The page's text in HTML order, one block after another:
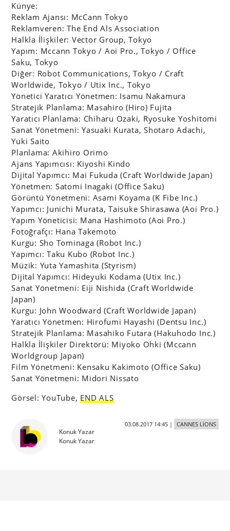
Künye:
Reklam Ajansı: McCann Tokyo
Reklamveren: The End Als Association
Halkla İlişkiler: Vector Group, Tokyo
Yapım: Mccann Tokyo / Aoi Pro., Tokyo / Office
Saku, Tokyo
Diğer: Robot Communications, Tokyo / Craft
Worldwide, Tokyo / Utix Inc., Tokyo
Yönetici Yaratıcı Yönetmen: Isamu Nakamura
Stratejik Planlama: Masahiro (Hiro) Fujita
Yaratıcı Planlama: Chiharu Ozaki, Ryosuke Yoshitomi
Sanat Yönetmeni: Yasuaki Kurata, Shotaro Adachi,
Yuki Saito
Planlama: Akihiro Orimo
Ajans Yapımcısı: Kiyoshi Kindo
Dijital Yapımcı: Mai Fukuda (Craft Worldwide Japan)
Yönetmen: Satomi Inagaki (Office Saku)
Görüntü Yönetmeni: Asami Koyama (K Fibe Inc.)
Yapımcı: Junichi Murata, Taisuke Shirasawa (Aoi Pro.)
Yapım Yöneticisi: Mana Hashimoto (Aoi Pro.)
Fotoğrafçı: Hana Takemoto
Kurgu: Sho Tominaga (Robot Inc.)
Yapımcı: Taku Kubo (Robot Inc.)
Müzik: Yuta Yamashita (Styrism)
Dijital Yapımcı: Hideyuki Kodama (Utix Inc.)
Sanat Yönetmeni: Eiji Nishida (Craft Worldwide
Japan)
Kurgu: John Woodward (Craft Worldwide Japan)
Yaratıcı Yönetmen: Hirofumi Hayashi (Dentsu Inc.)
Stratejik Planlama: Masahiko Futara (Hakuhodo Inc.)
Halkla İlişkiler Direktörü: Miyoko Ohki (Mccann
Worldgroup Japan)
Film Yönetmeni: Kensaku Kakimoto (Office Saku)
Sanat Yönetmeni: Midori Nissato
Görsel: YouTube, END ALS
Konuk Yazar
Konuk Yazar
03.08.2017 14:45| CANNES LİONS